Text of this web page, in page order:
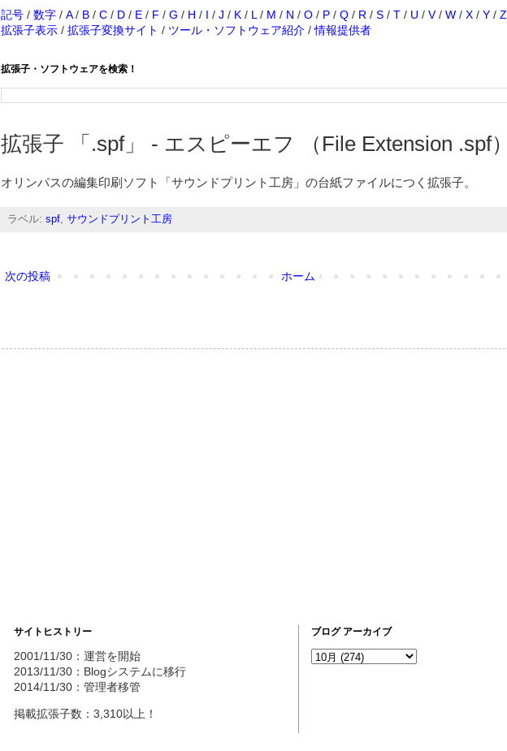
記号 / 数字 / A/ B / C / D / E / F / G / H / I / J / K / L / M / N / O / P / Q / R / S / T / U / V/ W / X / Y / Z
拡張子表示 / 拡張子変換サイト / ツール・ソフトウェア紹介 /情報提供者
拡張子・ソフトウェアを検索！
拡張子 「.spf」 - エスピーエフ （File Extension .spf）
オリンパスの編集印刷ソフト「サウンドプリント工房」の台紙ファイルにつく拡張子。
ラベル: spf, サウンドプリント工房
次の投稿 ホーム
サイトヒストリー
2001/11/30：運営を開始
2013/11/30：Blogシステムに移行
2014/11/30：管理者移管
掲載拡張子数：3,310以上！
ブログ アーカイブ